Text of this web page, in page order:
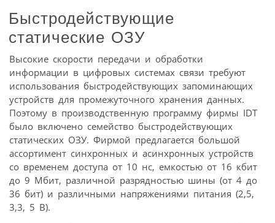
Быстродействующие
статические ОЗУ
Высокие скорости передачи и обработки
информации в цифровых системах связи требуют
использования быстродействующих запоминающих
устройств для промежуточного хранения данных.
Поэтому в производственную программу фирмы IDT
было включено семейство быстродействующих
статических ОЗУ. Фирмой предлагается большой
ассортимент синхронных и асинхронных устройств
со временем доступа от 10 нс, емкостью от 16 кбит
до 9 Мбит, различной разрядностью шины (от 4 до
36 бит) и различными напряжениями питания (2,5,
3,3, 5 В).